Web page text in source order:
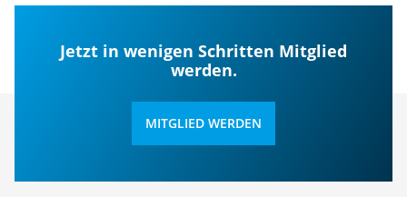
Jetzt in wenigen Schritten Mitglied
werden.
MITGLIED WERDEN